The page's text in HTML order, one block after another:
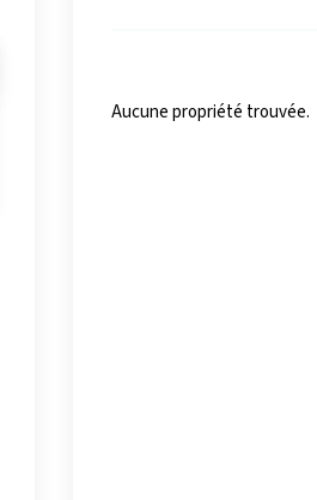
Aucune propriété trouvée.